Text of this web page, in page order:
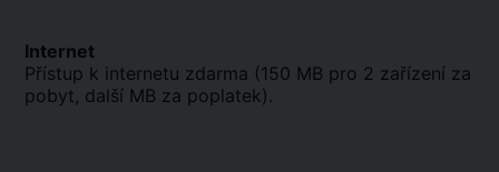
Internet
Přístup k internetu zdarma (150 MB pro 2 zařízení za
pobyt, další MB za poplatek).